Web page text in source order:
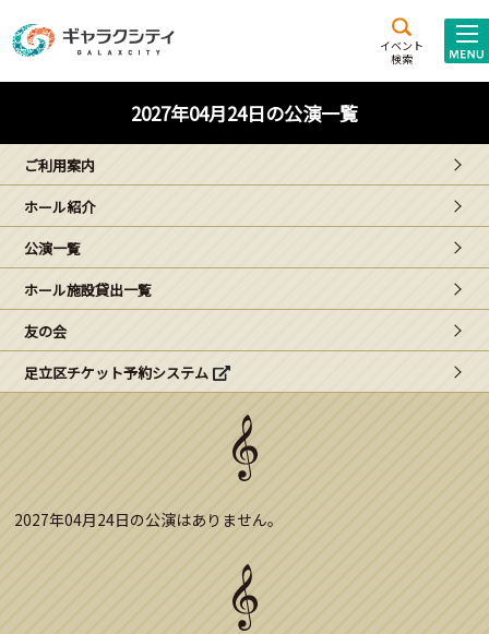
イベント
検索
施設案内
西新井
文化ホール
ギャラクシティとは
こどもみーてぃんぐ
Gがくえん
ブランドからのお知らせ
2027年04月24日の公演一覧
ご利用案内
ホール紹介
公演一覧
ホール施設貸出一覧
友の会
足立区チケット予約システム
2027年04月24日の公演はありません。